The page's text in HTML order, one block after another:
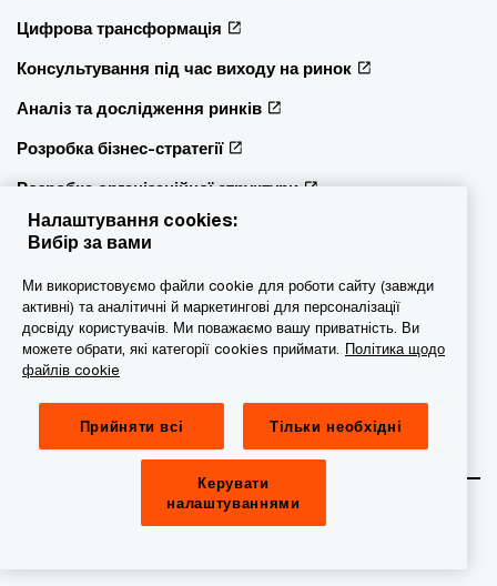
Цифрова трансформація
Консультування під час виходу на ринок
Аналіз та дослідження ринків
Розробка бізнес-стратегії
Розробка організаційної структури
Ефективність функції продажів та маркетингу
Customer Experience
Операційна ефективність
Послуги для державного сектору
Юридичні послуги
Налаштування cookies:
Вибір за вами
Ми використовуємо файли cookie для роботи сайту (завжди
активні) та аналітичні й маркетингові для персоналізації
досвіду користувачів. Ми поважаємо вашу приватність. Ви
можете обрати, які категорії cookies приймати. Політика щодо
файлів cookie
Прийняти всі Тільки необхідні
Керувати
налаштуваннями